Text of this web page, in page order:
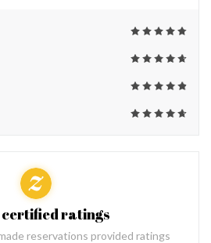
certified ratings
reservations provided ratings